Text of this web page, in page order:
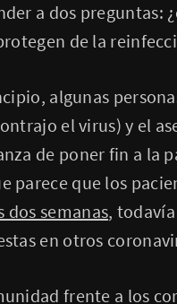
a dos preguntas:
de la
algunas
el virus) y el
de poner fin a la
parece que los
dos semanas,
en otros
frente a los